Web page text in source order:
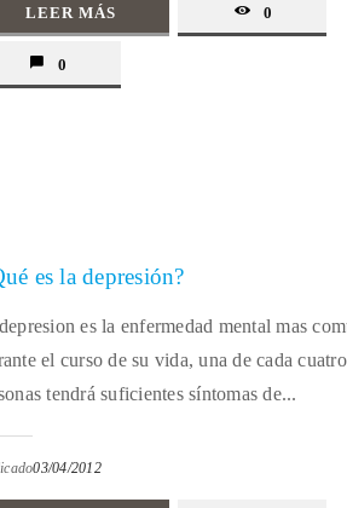
LEER MÁS 0
0
es la depresión?
es la enfermedad mental mas
el curso de su vida, una de cada cuatro
tendrá suficientes síntomas de...
03/04/2012